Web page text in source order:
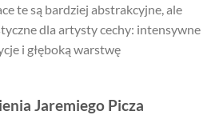
te są bardziej abstrakcyjne, ale
dla artysty cechy: intensywne
i głęboką warstwę
Jaremiego Picza